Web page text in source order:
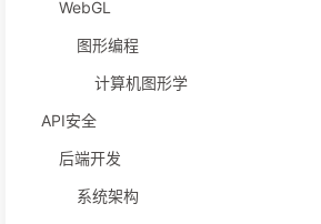
WebGL
图形编程
计算机图形学
API安全
后端开发
系统架构